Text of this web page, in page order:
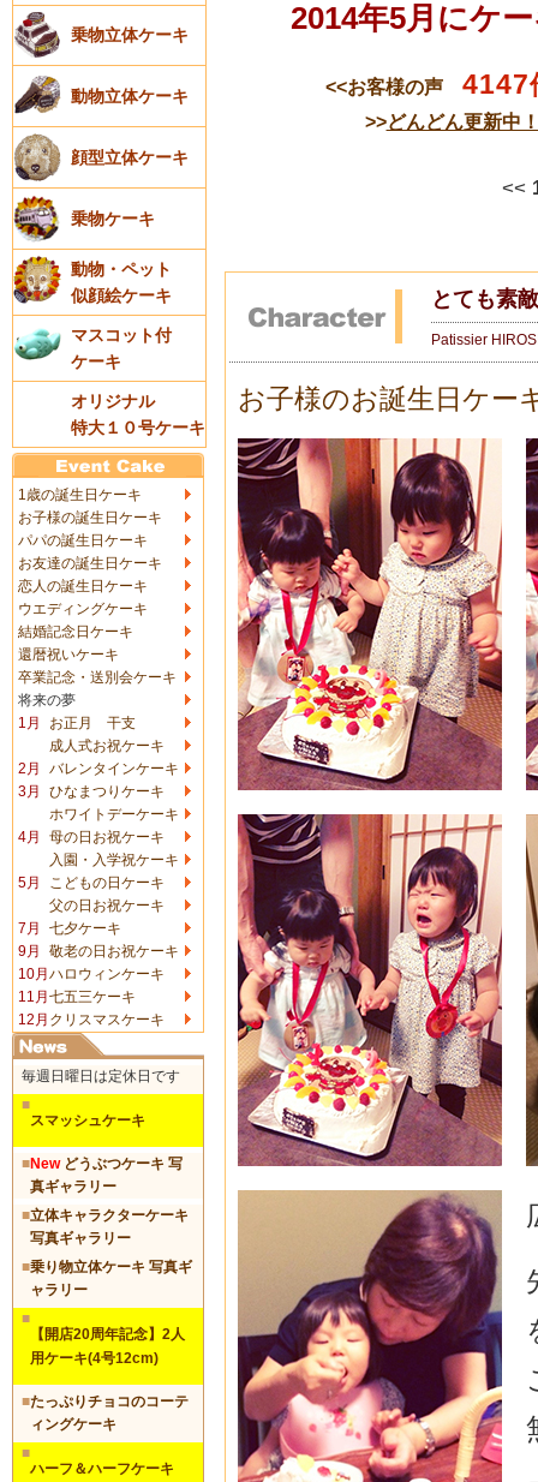
乗物立体ケーキ
動物立体ケーキ
顔型立体ケーキ
乗物ケーキ
動物・ペット
似顔絵ケーキ
マスコット付
ケーキ
オリジナル
特大１０号ケーキ
1歳の誕生日ケーキ
お子様の誕生日ケーキ
パパの誕生日ケーキ
お友達の誕生日ケーキ
恋人の誕生日ケーキ
ウエディングケーキ
結婚記念日ケーキ
還暦祝いケーキ
卒業記念・送別会ケーキ
将来の夢
1月
お正月 干支
成人式お祝ケーキ
2月
バレンタインケーキ
3月
ひなまつりケーキ
ホワイトデーケーキ
4月
母の日お祝ケーキ
入園・入学祝ケーキ
5月
こどもの日ケーキ
父の日お祝ケーキ
7月
七夕ケーキ
9月
敬老の日お祝ケーキ
10月 ハロウィンケーキ
11月 七五三ケーキ
12月 クリスマスケーキ
毎週日曜日は定休日です
■
スマッシュケーキ
■Newどうぶつケーキ 写
真ギャラリー
■立体キャラクターケーキ
写真ギャラリー
■乗り物立体ケーキ 写真ギ
ャラリー
■
【開店20周年記念】2人
用ケーキ(4号12cm)
■たっぷりチョコのコーテ
ィングケーキ
■
ハーフ＆ハーフケーキ
2014年5月にケ
<<お客様の声 4147
>>どんどん更新中
<<
とても素
Patissier
お子様のお誕生日ケー